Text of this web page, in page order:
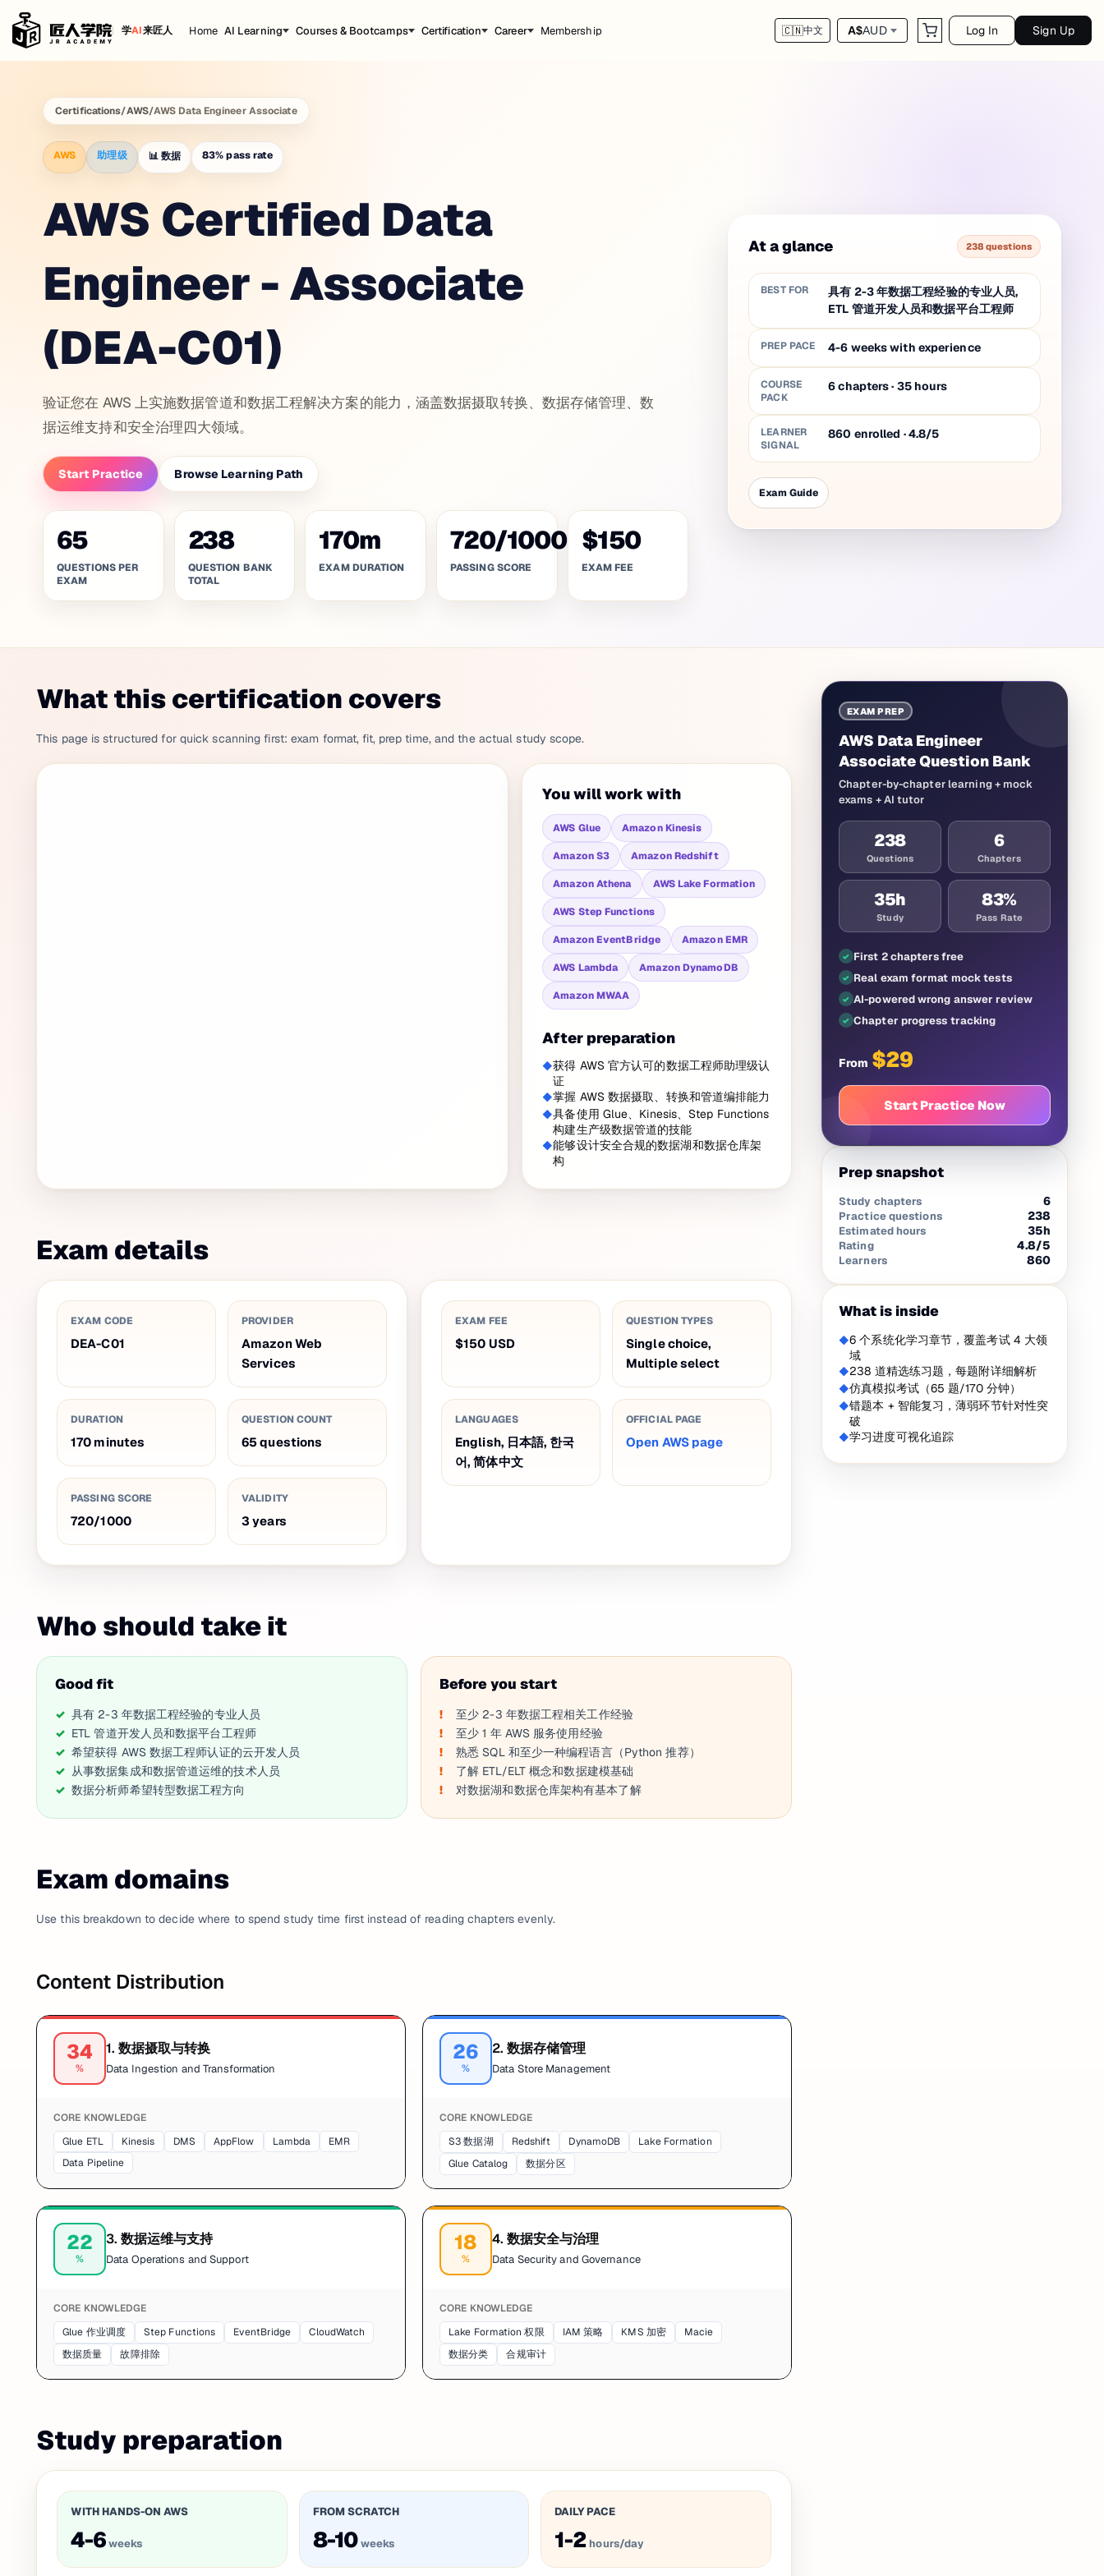
学AI来匠人 Home AI Learning Courses & Bootcamps Certification Career Membership 🇨🇳中文 A$AUD Log In Sign Up
Certifications/AWS/AWS Data Engineer Associate
AWS 助理级 📊 数据 83% pass rate
AWS Certified Data
Engineer - Associate
(DEA-C01)
验证您在 AWS 上实施数据管道和数据工程解决方案的能力，涵盖数据摄取转换、数据存储管理、数
据运维支持和安全治理四大领域。
Start Practice Browse Learning Path
65
QUESTIONS PER
EXAM
238
QUESTION BANK
TOTAL
170m
EXAM DURATION
720/1000
PASSING SCORE
$150
EXAM FEE
At a glance 238 questions
BEST FOR
具有 2-3 年数据工程经验的专业人员,
ETL 管道开发人员和数据平台工程师
PREP PACE 4-6 weeks with experience
COURSE
PACK
6chapters· 35 hours
LEARNER
SIGNAL
860 enrolled · 4.8/5
Exam Guide
What this certification covers
This page is structured for quick scanning first: exam format, fit, prep time, and the actual study scope.
You will work with
AWS Glue Amazon Kinesis
Amazon S3 Amazon Redshift
Amazon Athena AWS Lake Formation
AWS Step Functions
Amazon EventBridge Amazon EMR
AWS Lambda Amazon DynamoDB
Amazon MWAA
After preparation
获得 AWS 官方认可的数据工程师助理级认
证
掌握 AWS 数据摄取、转换和管道编排能力
具备使用 Glue、Kinesis、Step Functions
构建生产级数据管道的技能
能够设计安全合规的数据湖和数据仓库架
构
Exam details
EXAM CODE
DEA-C01
PROVIDER
Amazon Web
Services
DURATION
170 minutes
QUESTION COUNT
65questions
PASSING SCORE
720/1000
VALIDITY
3 years
EXAM FEE
$150 USD
QUESTION TYPES
Single choice,
Multiple select
LANGUAGES
English, 日本語, 한국
어, 简体中文
OFFICIAL PAGE
Open AWS page
Who should take it
Good fit
具有 2-3 年数据工程经验的专业人员
ETL 管道开发人员和数据平台工程师
希望获得 AWS 数据工程师认证的云开发人员
从事数据集成和数据管道运维的技术人员
数据分析师希望转型数据工程方向
Before you start
至少 2-3 年数据工程相关工作经验
至少 1 年 AWS 服务使用经验
熟悉 SQL 和至少一种编程语言（Python 推荐）
了解 ETL/ELT 概念和数据建模基础
对数据湖和数据仓库架构有基本了解
Exam domains
Use this breakdown to decide where to spend study time first instead of reading chapters evenly.
Content Distribution
34
%
1. 数据摄取与转换
Data Ingestion and Transformation
CORE KNOWLEDGE
Glue ETL
Kinesis DMS AppFlow Lambda
EMR
Data Pipeline
26
%
2. 数据存储管理
Data Store Management
CORE KNOWLEDGE
S3 数据湖
Redshift DynamoDB
Lake Formation
Glue Catalog
数据分区
22
%
3. 数据运维与支持
Data Operations and Support
CORE KNOWLEDGE
Glue 作业调度
Step Functions EventBridge
CloudWatch
数据质量
故障排除
18
%
4. 数据安全与治理
Data Security and Governance
CORE KNOWLEDGE
Lake Formation 权限
IAM 策略 KMS 加密
Macie
数据分类
合规审计
Study preparation
WITH HANDS-ON AWS
4-6weeks
FROM SCRATCH
8-10 weeks
DAILY PACE
1-2 hours/day
EXAM PREP
AWS Data Engineer
Associate Question Bank
Chapter-by-chapter learning + mock
exams + AI tutor
238
Questions
6
Chapters
35h
Study
83%
Pass Rate
First 2 chapters free
Real exam format mock tests
AI-powered wrong answer review
Chapter progress tracking
From $29
Start Practice Now
Prep snapshot
Study chapters 6
Practice questions 238
Estimated hours 35h
Rating 4.8/5
Learners 860
What is inside
6 个系统化学习章节，覆盖考试 4 大领
域
238 道精选练习题，每题附详细解析
仿真模拟考试（65 题/170 分钟）
错题本 + 智能复习，薄弱环节针对性突
破
学习进度可视化追踪